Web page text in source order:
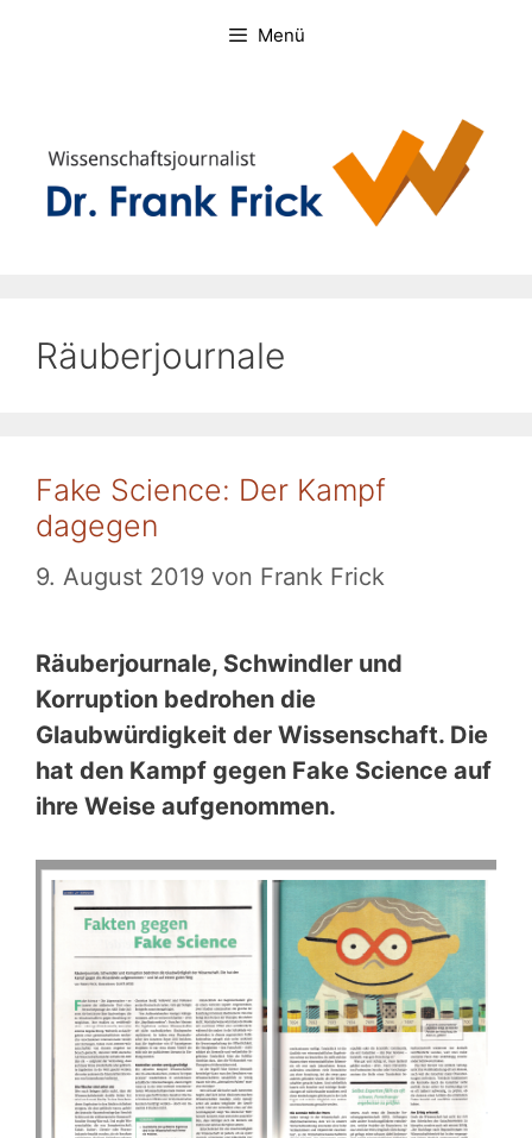
Menü
Räuberjournale
Fake Science: Der Kampf
dagegen
9. August 2019 von Frank Frick
Räuberjournale, Schwindler und
Korruption bedrohen die
Glaubwürdigkeit der Wissenschaft. Die
hat den Kampf gegen Fake Science auf
ihre Weise aufgenommen.